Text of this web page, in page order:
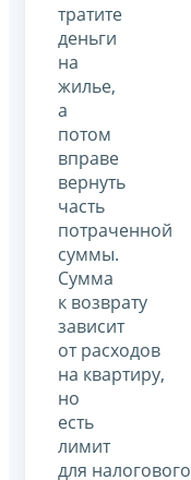
тратите
деньги
на
жилье,
а
потом
вправе
вернуть
часть
потраченной
суммы.
Сумма
к возврату
зависит
от расходов
на квартиру,
но
есть
лимит
для налогового